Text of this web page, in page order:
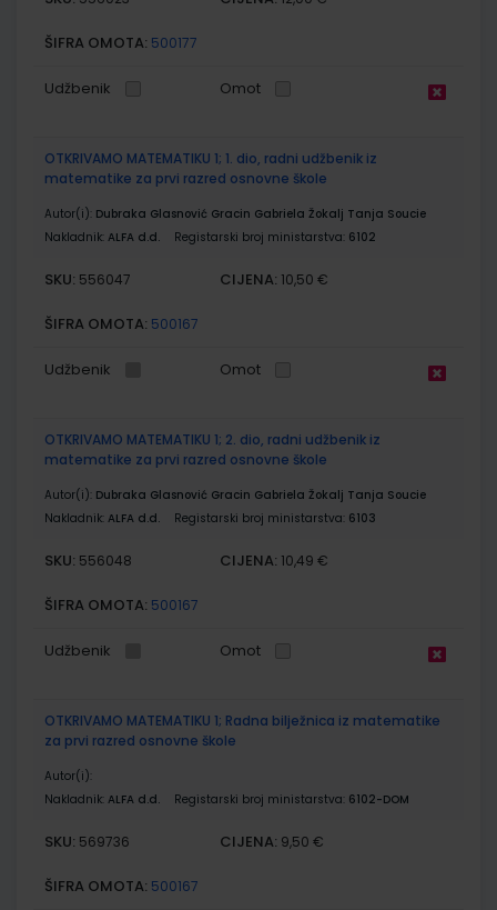
ŠIFRA OMOTA: 500177
Udžbenik Omot
OTKRIVAMO MATEMATIKU 1; 1. dio, radni udžbenik iz
matematike za prvi razred osnovne škole
Autor(i): Dubraka Glasnović Gracin Gabriela Žokalj Tanja Soucie
Nakladnik: ALFA d.d. Registarski broj ministarstva: 6102
SKU: 556047 CIJENA: 10,50 €
ŠIFRA OMOTA: 500167
Udžbenik Omot
OTKRIVAMO MATEMATIKU 1; 2. dio, radni udžbenik iz
matematike za prvi razred osnovne škole
Autor(i): Dubraka Glasnović Gracin Gabriela Žokalj Tanja Soucie
Nakladnik: ALFA d.d. Registarski broj ministarstva: 6103
SKU: 556048 CIJENA: 10,49 €
ŠIFRA OMOTA: 500167
Udžbenik Omot
OTKRIVAMO MATEMATIKU 1; Radna bilježnica iz matematike
za prvi razred osnovne škole
Autor(i):
Nakladnik: ALFA d.d. Registarski broj ministarstva: 6102-DOM
SKU: 569736 CIJENA: 9,50 €
ŠIFRA OMOTA: 500167